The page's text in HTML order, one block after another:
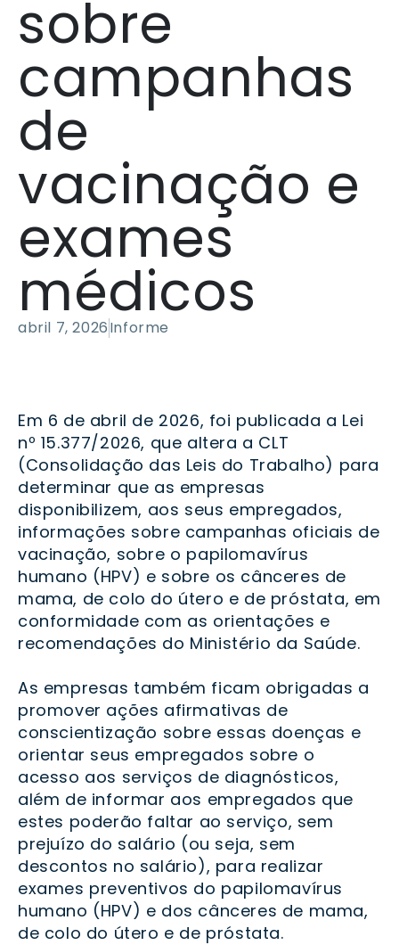
sobre
campanhas
de
vacinação e
exames
médicos
abril 7, 2026Informe
Em 6 de abril de 2026, foi publicada a Lei
nº 15.377/2026, que altera a CLT
(Consolidação das Leis do Trabalho) para
determinar que as empresas
disponibilizem, aos seus empregados,
informações sobre campanhas oficiais de
vacinação, sobre o papilomavírus
humano (HPV) e sobre os cânceres de
mama, de colo do útero e de próstata, em
conformidade com as orientações e
recomendações do Ministério da Saúde.
As empresas também ficam obrigadas a
promover ações afirmativas de
conscientização sobre essas doenças e
orientar seus empregados sobre o
acesso aos serviços de diagnósticos,
além de informar aos empregados que
estes poderão faltar ao serviço, sem
prejuízo do salário (ou seja, sem
descontos no salário), para realizar
exames preventivos do papilomavírus
humano (HPV) e dos cânceres de mama,
de colo do útero e de próstata.